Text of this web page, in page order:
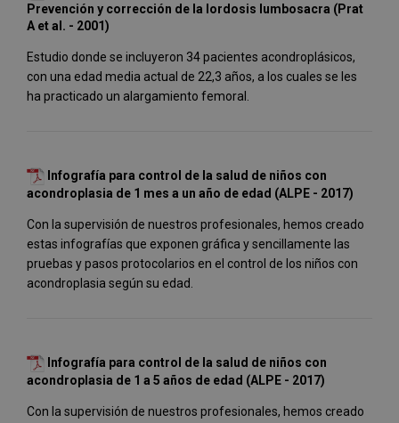
Prevención y corrección de la lordosis lumbosacra (Prat
A et al. - 2001)
Estudio donde se incluyeron 34 pacientes acondroplásicos,
con una edad media actual de 22,3 años, a los cuales se les
ha practicado un alargamiento femoral.
Infografía para control de la salud de niños con
acondroplasia de 1 mes a un año de edad (ALPE - 2017)
Con la supervisión de nuestros profesionales, hemos creado
estas infografías que exponen gráfica y sencillamente las
pruebas y pasos protocolarios en el control de los niños con
acondroplasia según su edad.
Infografía para control de la salud de niños con
acondroplasia de 1 a 5 años de edad (ALPE - 2017)
Con la supervisión de nuestros profesionales, hemos creado